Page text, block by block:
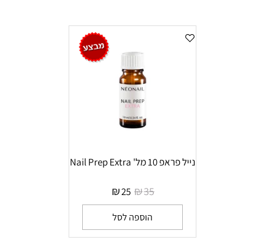
נייל פראפ 10 מל' Nail Prep Extra
₪35
₪25
הוספה לסל